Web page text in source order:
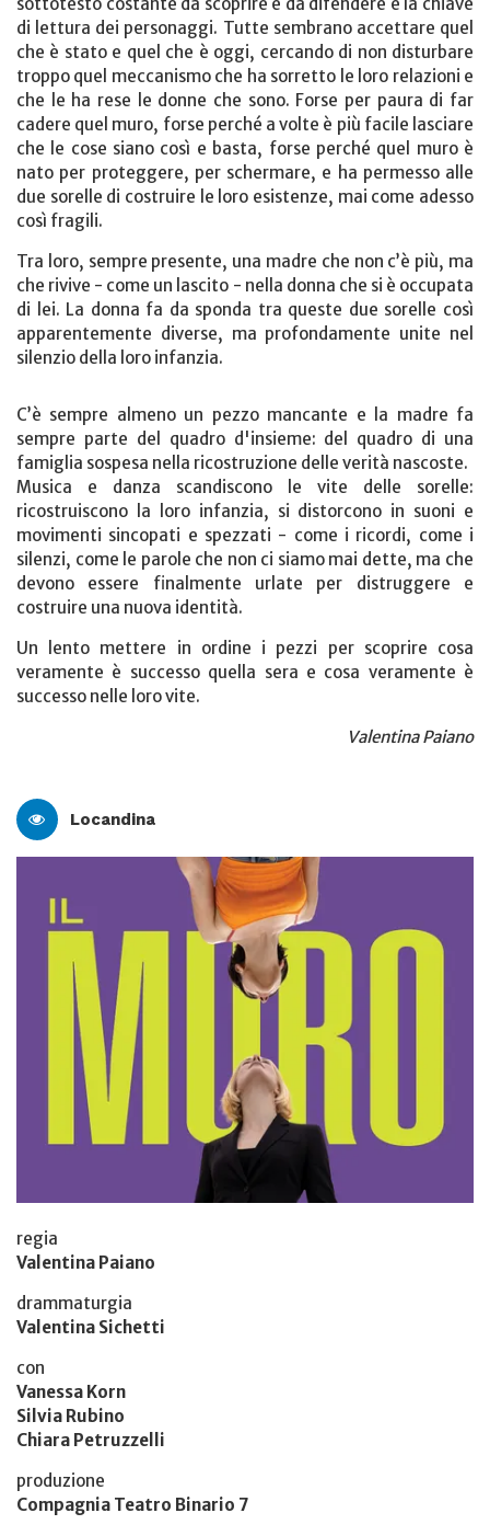
di lettura dei personaggi. Tutte sembrano accettare quel
che è stato e quel che è oggi, cercando di non disturbare
troppo quel meccanismo che ha sorretto le loro relazioni e
che le ha rese le donne che sono. Forse per paura di far
cadere quel muro, forse perché a volte è più facile lasciare
che le cose siano così e basta, forse perché quel muro è
nato per proteggere, per schermare, e ha permesso alle
due sorelle di costruire le loro esistenze, mai come adesso
così fragili.
Tra loro, sempre presente, una madre che non c’è più, ma
che rivive - come un lascito - nella donna che si è occupata
di lei. La donna fa da sponda tra queste due sorelle così
apparentemente diverse, ma profondamente unite nel
silenzio della loro infanzia.
C’è sempre almeno un pezzo mancante e la madre fa
sempre parte del quadro d'insieme: del quadro di una
famiglia sospesa nella ricostruzione delle verità nascoste.
Musica e danza scandiscono le vite delle sorelle:
ricostruiscono la loro infanzia, si distorcono in suoni e
movimenti sincopati e spezzati - come i ricordi, come i
silenzi, come le parole che non ci siamo mai dette, ma che
devono essere finalmente urlate per distruggere e
costruire una nuova identità.
Un lento mettere in ordine i pezzi per scoprire cosa
veramente è successo quella sera e cosa veramente è
successo nelle loro vite.
Valentina Paiano
Locandina
regia
Valentina Paiano
drammaturgia
Valentina Sichetti
con
Vanessa Korn
Silvia Rubino
Chiara Petruzzelli
produzione
Compagnia Teatro Binario 7